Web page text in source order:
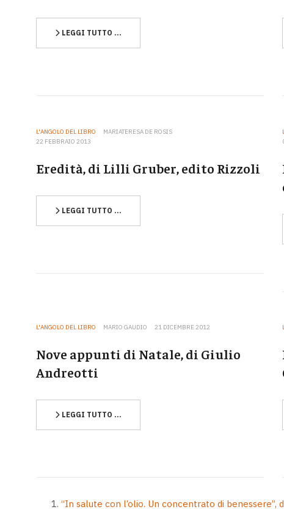
LEGGI TUTTO …
L'ANGOLO DEL LIBRO
MARIATERESA DE ROSIS
22 FEBBRAIO 2013
Eredità, di Lilli Gruber, edito Rizzoli
LEGGI TUTTO …
L'ANGOLO DEL LIBRO MARIO GAUDIO 21 DICEMBRE 2012
Nove appunti di Natale, di Giulio
Andreotti
LEGGI TUTTO …
“In salute con l’olio. Un concentrato di benessere”,